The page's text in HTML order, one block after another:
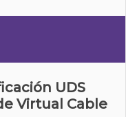
UDS
Virtual Cable